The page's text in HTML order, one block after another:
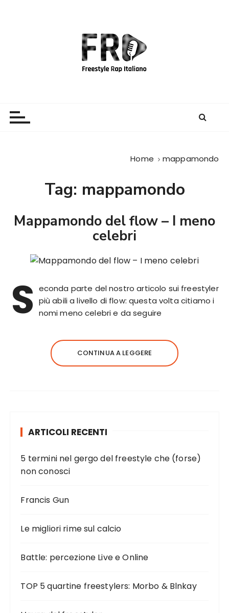
Home mappamondo
Tag: mappamondo
Mappamondo del flow – I meno
celebri
S econda parte del nostro articolo sui freestyler
più abili a livello di flow: questa volta citiamo i
nomi meno celebri e da seguire
CONTINUA A LEGGERE
ARTICOLI RECENTI
5 termini nel gergo del freestyle che (forse)
non conosci
Francis Gun
Le migliori rime sul calcio
Battle: percezione Live e Online
TOP 5 quartine freestylers: Morbo & Blnkay